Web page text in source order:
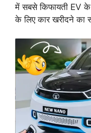
में सबसे किफायती EV के
के लिए कार खरीदने का